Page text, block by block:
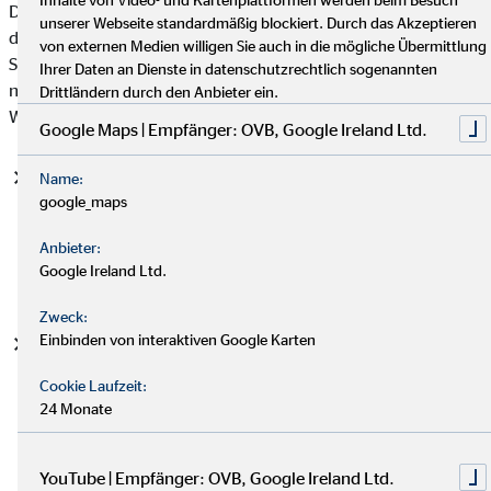
Datenschutzgrundverordnung (DSGVO), auf deren Basis wir
die personenbezogenen Daten verarbeiten, mit. Bitte beachten
Sie, dass zusätzlich zu den Regelungen der DSGVO die
nationalen Datenschutzvorgaben in Ihrem bzw. unserem
Wohn- und Sitzland gelten können.
Einwilligung (Art. 6 Abs. 1 S. 1 lit. a DSGVO)
betroffene Person hat ihre Einwilligung in die Verarbeitung
spezifischen Zweck oder mehrere bestimmte Zwecke
gegeben.
Vertragserfüllung und vorvertragliche Anfragen (Art. 6
Erfüllung eines Vertrags, dessen Vertragspartei die
der betroffenen Person erfolgen.
unserer Webseite standardmäßig blockiert. Durch das Akzeptieren
von externen Medien willigen Sie auch in die mögliche Übermittlung
Ihrer Daten an Dienste in datenschutzrechtlich sogenannten
Drittländern durch den Anbieter ein.
Google Maps | Empfänger: OVB, Google Ireland Ltd.
Name:
google_maps
Anbieter:
Google Ireland Ltd.
Zweck:
Einbinden von interaktiven Google Karten
Cookie Laufzeit:
24 Monate
YouTube | Empfänger: OVB, Google Ireland Ltd.